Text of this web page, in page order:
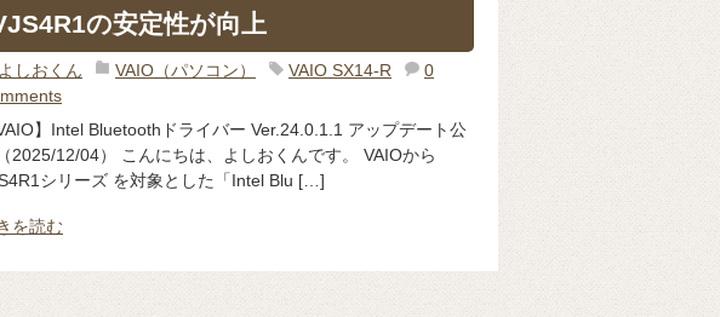
の安定性が向上
よしおくん VAIO（パソコン） VAIO SX14-R
0
VAIO】Intel Bluetoothドライバー Ver.24.0.1.1 アップデート公
2025/12/04） こんにちは、よしおくんです。 VAIOから
シリーズ を対象とした「Intel Blu […]
を読む